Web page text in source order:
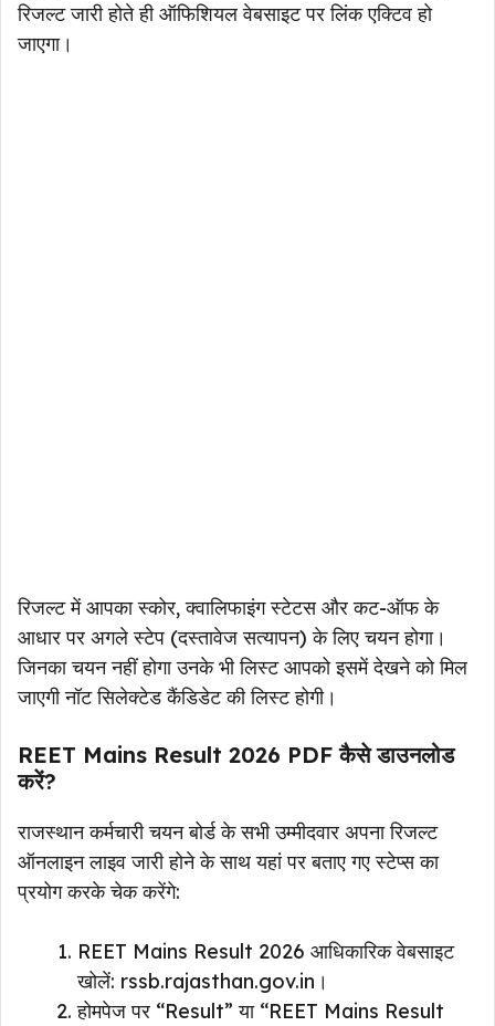
रिजल्ट जारी होते ही ऑफिशियल वेबसाइट पर लिंक एक्टिव हो
जाएगा।
रिजल्ट में आपका स्कोर, क्वालिफाइंग स्टेटस और कट-ऑफ के
आधार पर अगले स्टेप (दस्तावेज सत्यापन) के लिए चयन होगा।
जिनका चयन नहीं होगा उनके भी लिस्ट आपको इसमें देखने को मिल
जाएगी नॉट सिलेक्टेड कैंडिडेट की लिस्ट होगी।
REET Mains Result 2026 PDF कैसे डाउनलोड
करें?
राजस्थान कर्मचारी चयन बोर्ड के सभी उम्मीदवार अपना रिजल्ट
ऑनलाइन लाइव जारी होने के साथ यहां पर बताए गए स्टेप्स का
प्रयोग करके चेक करेंगे:
REET Mains Result 2026 आधिकारिक वेबसाइट
खोलें: rssb.rajasthan.gov.in।
होमपेज पर “Result” या “REET Mains Result